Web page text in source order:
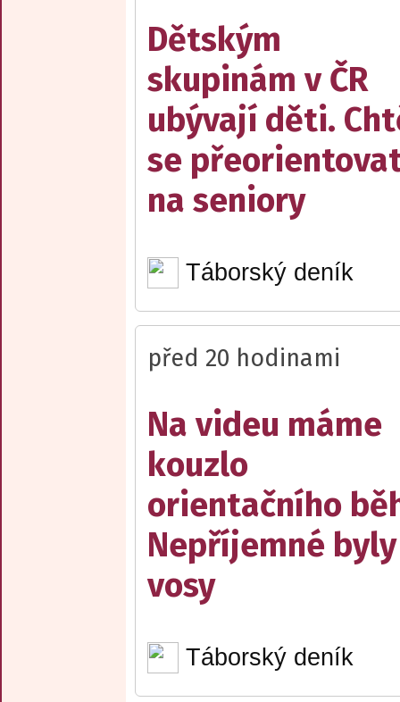
Dětským
skupinám v ČR
ubývají děti.
se
na seniory
Táborský deník
před 20 hodinami
Na videu máme
kouzlo
orientačního
Nepříjemné byly
vosy
Táborský deník